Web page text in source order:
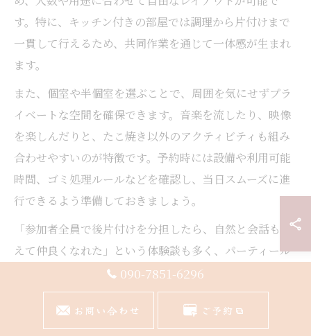
す。特に、キッチン付きの部屋では調理から片付けまで
一貫して行えるため、共同作業を通じて一体感が生まれ
ます。
また、個室や半個室を選ぶことで、周囲を気にせずプラ
イベートな空間を確保できます。音楽を流したり、映像
を楽しんだりと、たこ焼き以外のアクティビティも組み
合わせやすいのが特徴です。予約時には設備や利用可能
時間、ゴミ処理ルールなどを確認し、当日スムーズに進
行できるよう準備しておきましょう。
「参加者全員で後片付けを分担したら、自然と会話も増
えて仲良くなれた」という体験談も多く、パーティール
ームならではのメリットを活かせます。
くつろぎ空間で女子会たこ焼きを満喫する方法
090-7851-6296
お問い合わせ ご予約